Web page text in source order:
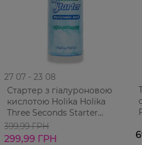
27 07 - 23 08
Стартер з гіалуроновою
кислотою Holika Holika
Three Seconds Starter
Moisturizing Hyaluronic Acid
150 мл
399,99 ГРН
299,99 ГРН